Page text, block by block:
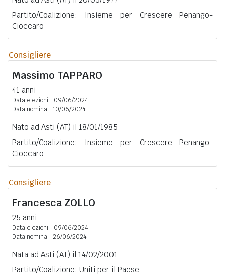
Partito/Coalizione: Insieme per Crescere Penango-
Cioccaro
Consigliere
Massimo TAPPARO
41 anni
Data elezioni:
09/06/2024
Data nomina: 10/06/2024
Nato ad Asti (AT) il 18/01/1985
Partito/Coalizione: Insieme per Crescere Penango-
Cioccaro
Consigliere
Francesca ZOLLO
25 anni
Data elezioni:
09/06/2024
Data nomina: 26/06/2024
Nata ad Asti (AT) il 14/02/2001
Partito/Coalizione: Uniti per il Paese